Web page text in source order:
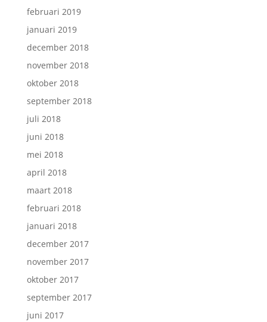
februari 2019
januari 2019
december 2018
november 2018
oktober 2018
september 2018
juli 2018
juni 2018
mei 2018
april 2018
maart 2018
februari 2018
januari 2018
december 2017
november 2017
oktober 2017
september 2017
juni 2017